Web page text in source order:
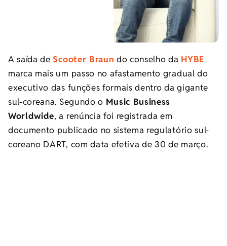
A saída deScooter Braun do conselho da HYBE
marca mais um passo no afastamento gradual do
executivo das funções formais dentro da gigante
sul-coreana. Segundo o Music Business
Worldwide, a renúncia foi registrada em
documento publicado no sistema regulatório sul-
coreano DART, com data efetiva de 30 de março.